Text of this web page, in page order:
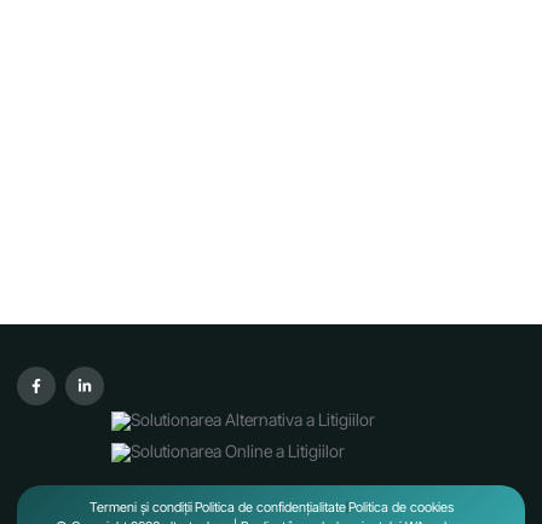
Termeni și condițiiPolitica de confidențialitatePolitica de cookies